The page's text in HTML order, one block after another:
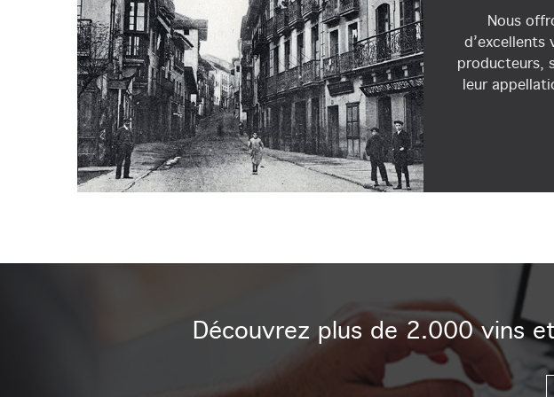
Nous
d’excellents
producteurs,
leur
Découvrez plus de 2.000 vins